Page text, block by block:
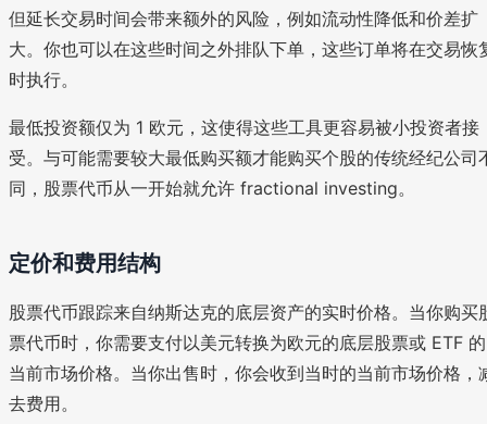
但延长交易时间会带来额外的风险，例如流动性降低和价差扩
大。你也可以在这些时间之外排队下单，这些订单将在交易恢
时执行。
最低投资额仅为 1 欧元，这使得这些工具更容易被小投资者接
受。与可能需要较大最低购买额才能购买个股的传统经纪公司
同，股票代币从一开始就允许 fractional investing。
定价和费用结构
股票代币跟踪来自纳斯达克的底层资产的实时价格。当你购买
票代币时，你需要支付以美元转换为欧元的底层股票或 ETF 的
当前市场价格。当你出售时，你会收到当时的当前市场价格，
去费用。